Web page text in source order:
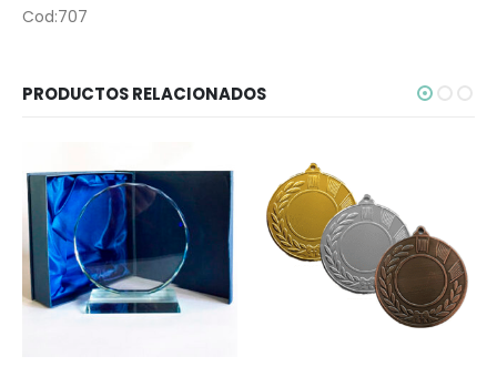
Cod:707
PRODUCTOS RELACIONADOS